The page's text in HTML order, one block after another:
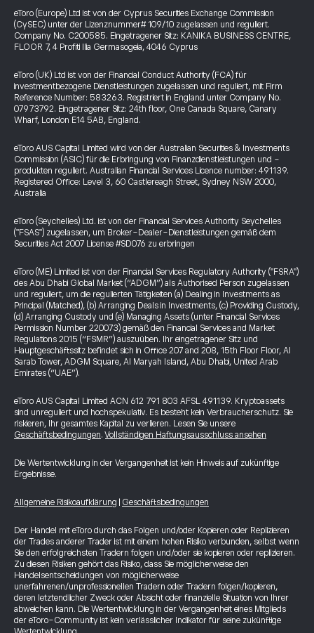
eToro (Europe) Ltd ist von der Cyprus Securities Exchange Commission
(CySEC) unter der Lizenznummer# 109/10 zugelassen und reguliert.
Company No. C200585. Eingetragener Sitz: KANIKA BUSINESS CENTRE,
FLOOR 7, 4 Profiti Ilia Germasogeia, 4046 Cyprus
eToro (UK) Ltd ist von der Financial Conduct Authority (FCA) für
investmentbezogene Dienstleistungen zugelassen und reguliert, mit Firm
Reference Number: 583263. Registriert in England unter Company No.
07973792. Eingetragener Sitz: 24th floor, One Canada Square, Canary
Wharf, London E14 5AB, England.
eToro AUS Capital Limited wird von der Australian Securities & Investments
Commission (ASIC) für die Erbringung von Finanzdienstleistungen und -
produkten reguliert. Australian Financial Services Licence number: 491139.
Registered Office: Level 3, 60 Castlereagh Street, Sydney NSW 2000,
Australia
eToro (Seychelles) Ltd. ist von der Financial Services Authority Seychelles
("FSAS") zugelassen, um Broker-Dealer-Dienstleistungen gemäß dem
Securities Act 2007 License #SD076 zu erbringen
eToro (ME) Limited ist von der Financial Services Regulatory Authority ("FSRA")
des Abu Dhabi Global Market (“ADGM”) als Authorised Person zugelassen
und reguliert, um die regulierten Tätigkeiten (a) Dealing in Investments as
Principal (Matched), (b) Arranging Deals in Investments, (c) Providing Custody,
(d) Arranging Custody und (e) Managing Assets (unter Financial Services
Permission Number 220073) gemäß den Financial Services and Market
Regulations 2015 (“FSMR”) auszuüben. Ihr eingetragener Sitz und
Hauptgeschäftssitz befindet sich in Office 207 and 208, 15th Floor Floor, Al
Sarab Tower, ADGM Square, Al Maryah Island, Abu Dhabi, United Arab
Emirates (“UAE”).
eToro AUS Capital Limited ACN 612 791 803 AFSL 491139. Kryptoassets
sind unreguliert und hochspekulativ. Es besteht kein Verbraucherschutz. Sie
riskieren, Ihr gesamtes Kapital zu verlieren. Lesen Sie unsere
Geschäftsbedingungen.Vollständigen Haftungsausschluss ansehen
Die Wertentwicklung in der Vergangenheit ist kein Hinweis auf zukünftige
Ergebnisse.
Allgemeine Risikoaufklärung Geschäftsbedingungen
Der Handel mit eToro durch das Folgen und/oder Kopieren oder Replizieren
der Trades anderer Trader ist mit einem hohen Risiko verbunden, selbst wenn
Sie den erfolgreichsten Tradern folgen und/oder sie kopieren oder replizieren.
Zu diesen Risiken gehört das Risiko, dass Sie möglicherweise den
Handelsentscheidungen von möglicherweise
unerfahrenen/unprofessionellen Tradern oder Tradern folgen/kopieren,
deren letztendlicher Zweck oder Absicht oder finanzielle Situation von Ihrer
abweichen kann. Die Wertentwicklung in der Vergangenheit eines Mitglieds
der eToro-Community ist kein verlässlicher Indikator für seine zukünftige